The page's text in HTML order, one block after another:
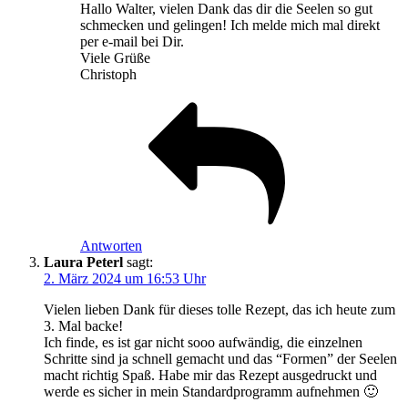
Hallo Walter, vielen Dank das dir die Seelen so gut
schmecken und gelingen! Ich melde mich mal direkt
per e-mail bei Dir.
Viele Grüße
Christoph
Antworten
Laura Peterl sagt:
2. März 2024 um 16:53 Uhr
Vielen lieben Dank für dieses tolle Rezept, das ich heute zum
3. Mal backe!
Ich finde, es ist gar nicht sooo aufwändig, die einzelnen
Schritte sind ja schnell gemacht und das “Formen” der Seelen
macht richtig Spaß. Habe mir das Rezept ausgedruckt und
werde es sicher in mein Standardprogramm aufnehmen 🙂